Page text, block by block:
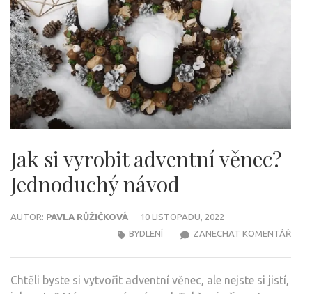
Jak si vyrobit adventní věnec?
Jednoduchý návod
AUTOR: PAVLA RŮŽIČKOVÁ
10 LISTOPADU, 2022
ZANECHAT KOMENTÁŘNA
BYDLENÍ
Chtěli byste si vytvořit adventní věnec, ale nejste si jistí,